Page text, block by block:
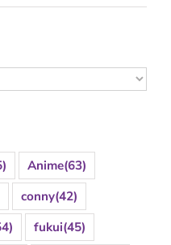
Anime(63)
conny(42)
fukui(45)